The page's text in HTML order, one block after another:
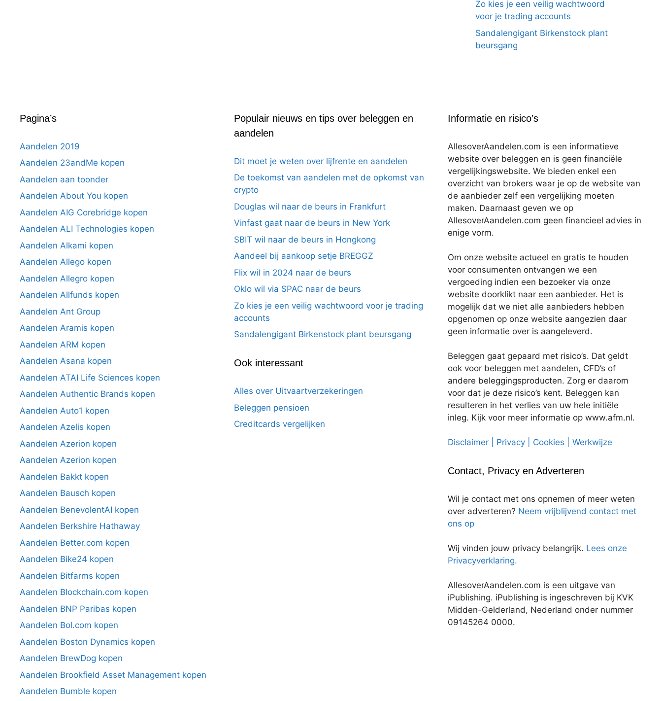
Zo kies je een veilig wachtwoord
voor je trading accounts
Sandalengigant Birkenstock plant
beursgang
Pagina’s
Aandelen 2019
Aandelen 23andMe kopen
Aandelen aan toonder
Aandelen About You kopen
Aandelen AIG Corebridge kopen
Aandelen ALI Technologies kopen
Aandelen Alkami kopen
Aandelen Allego kopen
Aandelen Allegro kopen
Aandelen Allfunds kopen
Aandelen Ant Group
Aandelen Aramis kopen
Aandelen ARM kopen
Aandelen Asana kopen
Aandelen ATAI Life Sciences kopen
Aandelen Authentic Brands kopen
Aandelen Auto1 kopen
Aandelen Azelis kopen
Aandelen Azerion kopen
Aandelen Azerion kopen
Aandelen Bakkt kopen
Aandelen Bausch kopen
Aandelen BenevolentAI kopen
Aandelen Berkshire Hathaway
Aandelen Better.com kopen
Aandelen Bike24 kopen
Aandelen Bitfarms kopen
Aandelen Blockchain.com kopen
Aandelen BNP Paribas kopen
Aandelen Bol.com kopen
Aandelen Boston Dynamics kopen
Aandelen BrewDog kopen
Aandelen Brookfield Asset Management kopen
Aandelen Bumble kopen
Populair nieuws en tips over beleggen en
aandelen
Dit moet je weten over lijfrente en aandelen
De toekomst van aandelen met de opkomst van
crypto
Douglas wil naar de beurs in Frankfurt
Vinfast gaat naar de beurs in New York
SBIT wil naar de beurs in Hongkong
Aandeel bij aankoop setje BREGGZ
Flix wil in 2024 naar de beurs
Oklo wil via SPAC naar de beurs
Zo kies je een veilig wachtwoord voor je trading
accounts
Sandalengigant Birkenstock plant beursgang
Ook interessant
Alles over Uitvaartverzekeringen
Beleggen pensioen
Creditcards vergelijken
Informatie en risico’s
AllesoverAandelen.com is een informatieve
website over beleggen en is geen financiële
vergelijkingswebsite. We bieden enkel een
overzicht van brokers waar je op de website van
de aanbieder zelf een vergelijking moeten
maken. Daarnaast geven we op
AllesoverAandelen.com geen financieel advies in
enige vorm.
Om onze website actueel en gratis te houden
voor consumenten ontvangen we een
vergoeding indien een bezoeker via onze
website doorklikt naar een aanbieder. Het is
mogelijk dat we niet alle aanbieders hebben
opgenomen op onze website aangezien daar
geen informatie over is aangeleverd.
Beleggen gaat gepaard met risico’s. Dat geldt
ook voor beleggen met aandelen, CFD’s of
andere beleggingsproducten. Zorg er daarom
voor dat je deze risico’s kent. Beleggen kan
resulteren in het verlies van uw hele initiële
inleg. Kijk voor meer informatie op www.afm.nl.
Disclaimer | Privacy | Cookies | Werkwijze
Contact, Privacy en Adverteren
Wil je contact met ons opnemen of meer weten
over adverteren? Neem vrijblijvend contact met
ons op
Wij vinden jouw privacy belangrijk. Lees onze
Privacyverklaring.
AllesoverAandelen.com is een uitgave van
iPublishing. iPublishing is ingeschreven bij KVK
Midden-Gelderland, Nederland onder nummer
09145264 0000.